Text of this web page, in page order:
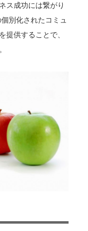
ス成功には繋がり
別化されたコミュ
提供することで、